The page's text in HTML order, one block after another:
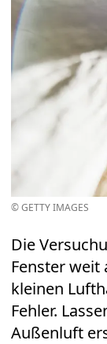
© GETTY IMAGES
Die
Fenster
kleinen
Fehler.
Außenluft